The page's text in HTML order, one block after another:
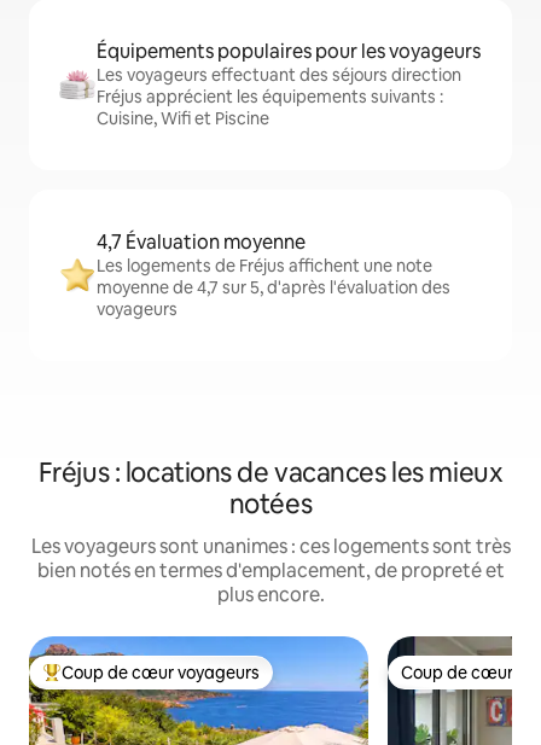
Équipements populaires pour les voyageurs
Les voyageurs effectuant des séjours direction
Fréjus apprécient les équipements suivants :
Cuisine, Wifi et Piscine
4,7 Évaluation moyenne
Les logements de Fréjus affichent une note
moyenne de 4,7 sur 5, d'après l'évaluation des
voyageurs
Fréjus : locations de vacances les mieux
notées
Les voyageurs sont unanimes : ces logements sont très
bien notés en termes d'emplacement, de propreté et
plus encore.
Coups de cœur voyageurs les plus appréciés
Coup de cœur voyageurs Coup de cœur
Coup de cœur